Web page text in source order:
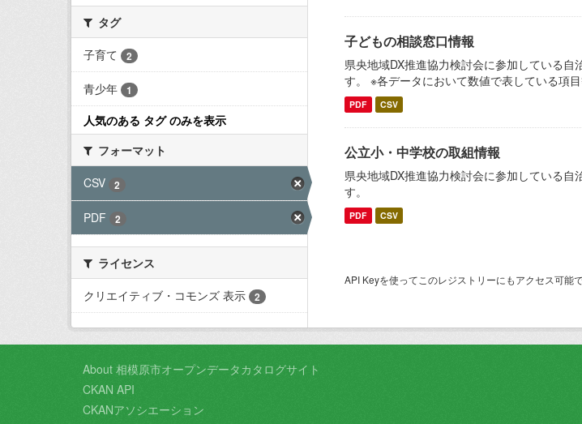
タグ
子育て
2
青少年 1
人気のある タグ のみを表示
フォーマット
CSV
2
PDF 2
ライセンス
クリエイティブ・コモンズ 表示
2
子どもの相談窓口情報
県央地域DX推進協力検討会に参加している
す。 ※各データにおいて数値で表している項
PDF CSV
公立小・中学校の取組情報
県央地域DX推進協力検討会に参加している
す。
PDF CSV
API Keyを使ってこのレジストリーにもアクセス可能
About 相模原市オープンデータカタログサイト
CKAN API
CKANアソシエーション